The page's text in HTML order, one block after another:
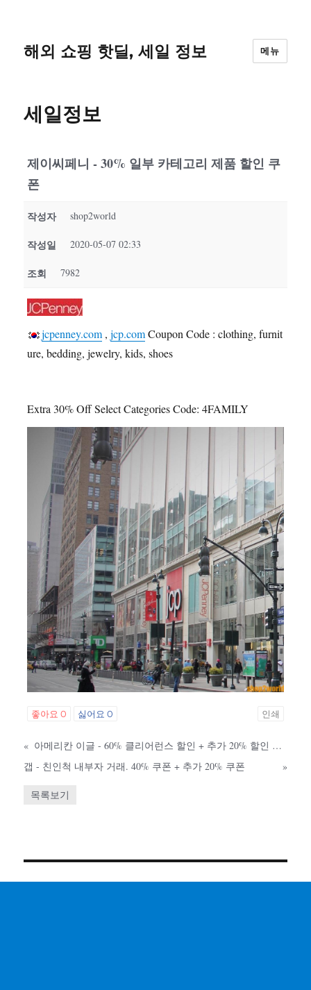
해외 쇼핑 핫딜, 세일 정보 메뉴
세일정보
제이씨페니 - 30% 일부 카테고리 제품 할인 쿠
폰
작성자 shop2world
작성일 2020-05-07 02:33
조회 7982
jcpenney.com,jcp.comCoupon Code : clothing, furnit
ure, bedding, jewelry, kids, shoes
Extra 30% Off Select Categories Code: 4FAMILY
좋아요0 싫어요0 인쇄
«
아메리칸 이글 - 60% 클리어런스 할인 + 추가 20% 할인 쿠폰
갭 - 친인척 내부자 거래. 40% 쿠폰 + 추가 20% 쿠폰
»
목록보기